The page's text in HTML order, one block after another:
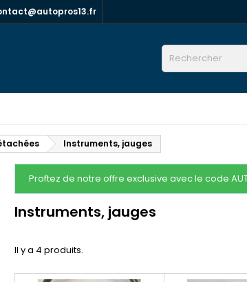
Instruments, jauges
Proftez de notre offre exclusive avec le code
Instruments, jauges
Il y a 4 produits.